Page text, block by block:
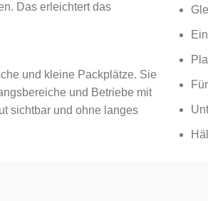
Das erleichtert das
und kleine Packplätze. Sie
und Betriebe mit
sichtbar und ohne langes